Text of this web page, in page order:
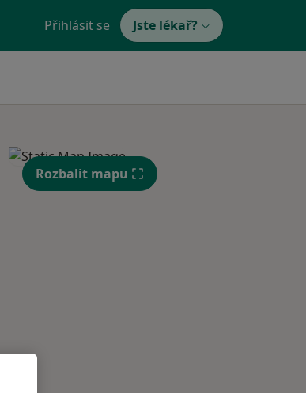
Přihlásit se Jste lékař?
Rozbalit mapu